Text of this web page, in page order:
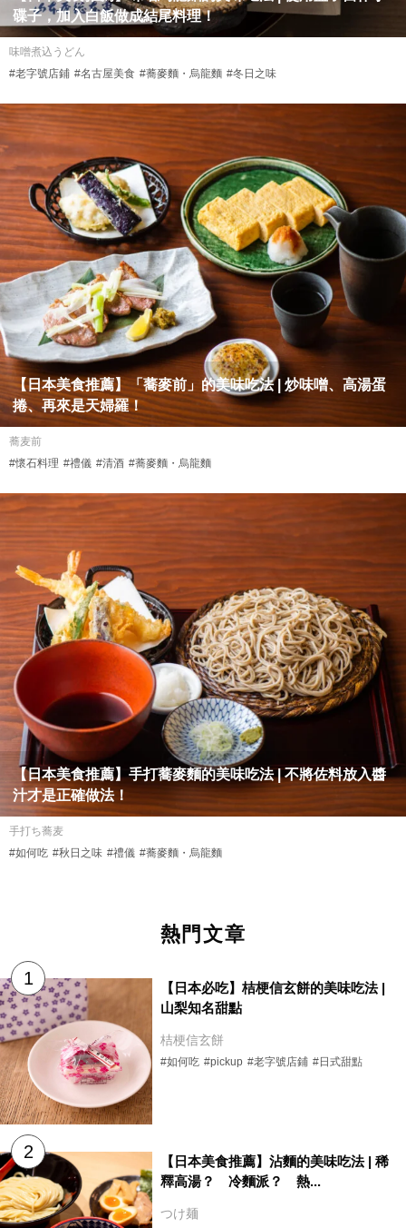
碟子，加入白飯做成結尾料理！
味噌煮込うどん
#老字號店鋪 #名古屋美食 #蕎麥麵・烏龍麵 #冬日之味
【日本美食推薦】「蕎麥前」的美味吃法 | 炒味噌、高湯蛋
捲、再來是天婦羅！
蕎麦前
#懷石料理 #禮儀 #清酒 #蕎麥麵・烏龍麵
【日本美食推薦】手打蕎麥麵的美味吃法 | 不將佐料放入醬
汁才是正確做法！
手打ち蕎麦
#如何吃 #秋日之味 #禮儀 #蕎麥麵・烏龍麵
熱門文章
【日本必吃】桔梗信玄餅的美味吃法 |
山梨知名甜點
桔梗信玄餅
#如何吃 #pickup #老字號店鋪 #日式甜點
【日本美食推薦】沾麵的美味吃法 | 稀
釋高湯？ 冷麵派？ 熱...
つけ麺